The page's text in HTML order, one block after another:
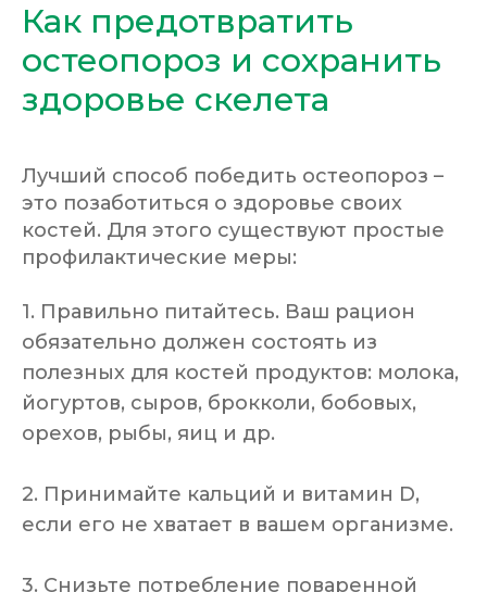
Как предотвратить
остеопороз и сохранить
здоровье скелета
Лучший способ победить остеопороз –
это позаботиться о здоровье своих
костей. Для этого существуют простые
профилактические меры:
1. Правильно питайтесь. Ваш рацион
обязательно должен состоять из
полезных для костей продуктов: молока,
йогуртов, сыров, брокколи, бобовых,
орехов, рыбы, яиц и др.
2. Принимайте кальций и витамин D,
если его не хватает в вашем организме.
3. Снизьте потребление поваренной